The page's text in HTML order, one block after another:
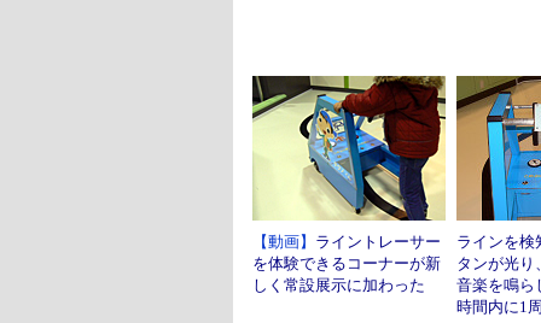
【動画】 ライントレーサー
を体験できるコーナーが新
しく常設展示に加わった
ラインを検
タンが光り
音楽を鳴ら
時間内に1